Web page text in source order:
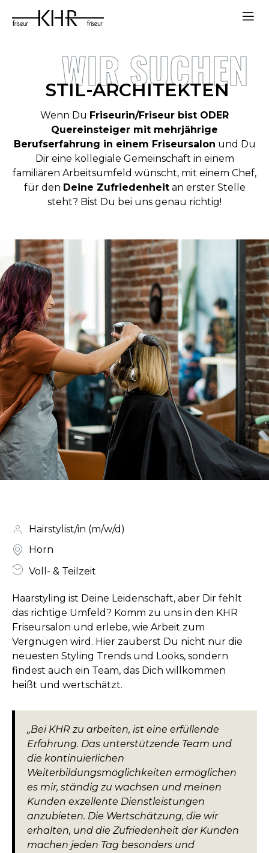
WIR SUCHEN
STIL-ARCHITEKTEN
Wenn Du Friseurin/Friseur bist ODER
Quereinsteiger mit mehrjährige
Berufserfahrung in einem Friseursalon und Du
Dir eine kollegiale Gemeinschaft in einem
familiären Arbeitsumfeld wünscht, mit einem Chef,
für den Deine Zufriedenheitan erster Stelle
steht? Bist Du bei uns genau richtig!
Hairstylist/in (m/w/d)
Horn
Voll- & Teilzeit
Haarstyling ist Deine Leidenschaft, aber Dir fehlt
das richtige Umfeld? Komm zu uns in den KHR
Friseursalon und erlebe, wie Arbeit zum
Vergnügen wird. Hier zauberst Du nicht nur die
neuesten Styling Trends und Looks, sondern
findest auch ein Team, das Dich willkommen
heißt und wertschätzt.
„Bei KHR zu arbeiten, ist eine erfüllende
Erfahrung. Das unterstützende Team und
die kontinuierlichen
Weiterbildungsmöglichkeiten ermöglichen
es mir, ständig zu wachsen und meinen
Kunden exzellente Dienstleistungen
anzubieten. Die Wertschätzung, die wir
erhalten, und die Zufriedenheit der Kunden
machen jeden Tag besonders und